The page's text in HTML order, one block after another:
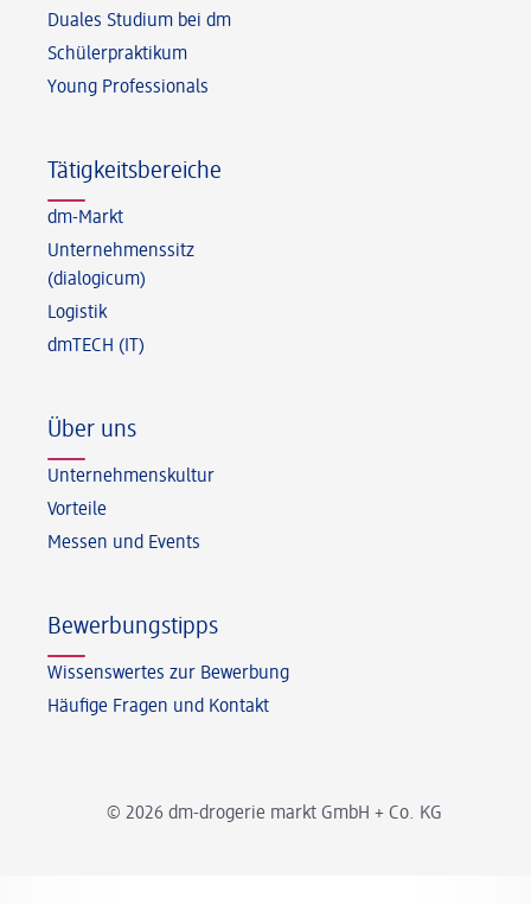
© 2026 dm-drogerie markt GmbH + Co. KG
Duales Studium bei dm
Schülerpraktikum
Young Professionals
Tätigkeitsbereiche
dm-Markt
Unternehmenssitz
(dialogicum)
Logistik
dmTECH (IT)
Über uns
Unternehmenskultur
Vorteile
Messen und Events
Bewerbungstipps
Wissenswertes zur Bewerbung
Häufige Fragen und Kontakt